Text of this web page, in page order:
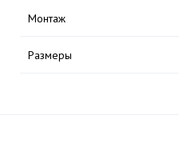
Монтаж
Размеры